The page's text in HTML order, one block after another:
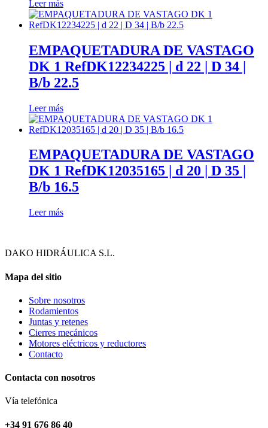
Leer más
EMPAQUETADURA DE VASTAGO
DK 1 RefDK12234225 | d 22 | D 34 |
B/b 22.5
Leer más
EMPAQUETADURA DE VASTAGO
DK 1 RefDK12035165 | d 20 | D 35 |
B/b 16.5
Leer más
DAKO HIDRÁULICA S.L.
Mapa del sitio
Sobre nosotros
Rodamientos
Juntas y retenes
Cierres mecánicos
Motores eléctricos y reductores
Contacto
Contacta con nosotros
Vía telefónica
+34 91 676 86 40
aumentas la
posibilidad de
ver contenido y
personalizados.
Así verás lo que
realmente te
interesa.